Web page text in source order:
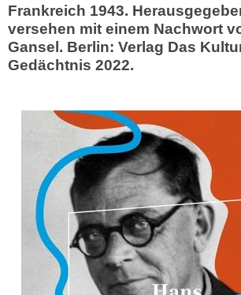
Frankreich 1943.
versehen mit einem Nachwort
Gansel. Berlin: Verlag Das
Gedächtnis 2022.